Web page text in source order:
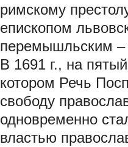
римскому
епископом
перемышльским –
В 1691 г., на
котором Речь
свободу
одновременно
властью